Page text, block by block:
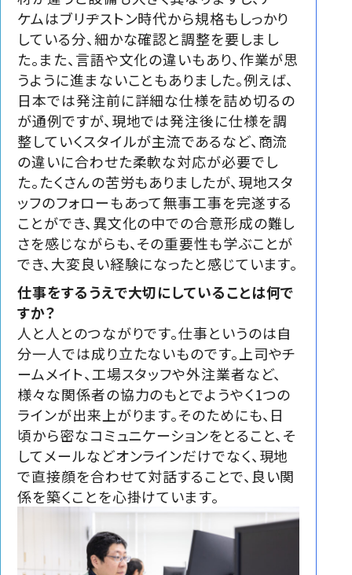
ケムはブリヂストン時代から規格もしっかり
している分、細かな確認と調整を要しまし
た。また、言語や文化の違いもあり、作業が思
うように進まないこともありました。例えば、
日本では発注前に詳細な仕様を詰め切るの
が通例ですが、現地では発注後に仕様を調
整していくスタイルが主流であるなど、商流
の違いに合わせた柔軟な対応が必要でし
た。たくさんの苦労もありましたが、現地スタ
ッフのフォローもあって無事工事を完遂する
ことができ、異文化の中での合意形成の難し
さを感じながらも、その重要性も学ぶことが
でき、大変良い経験になったと感じています。
仕事をするうえで大切にしていることは何で
すか？
人と人とのつながりです。仕事というのは自
分一人では成り立たないものです。上司やチ
ームメイト、工場スタッフや外注業者など、
様々な関係者の協力のもとでようやく1つの
ラインが出来上がります。そのためにも、日
頃から密なコミュニケーションをとること、そ
してメールなどオンラインだけでなく、現地
で直接顔を合わせて対話することで、良い関
係を築くことを心掛けています。